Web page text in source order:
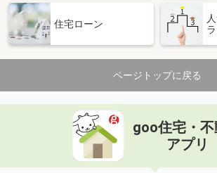
住 所
大阪府枚方市楠葉野
専有面積 61.31m²
間取り
2LDK
大阪府大阪市都島区中野町３
価 格
住 所
大阪府大阪市都島区
専有面積 25.93m²
住宅ローン
ページトップに戻る
goo住宅・
アプリ